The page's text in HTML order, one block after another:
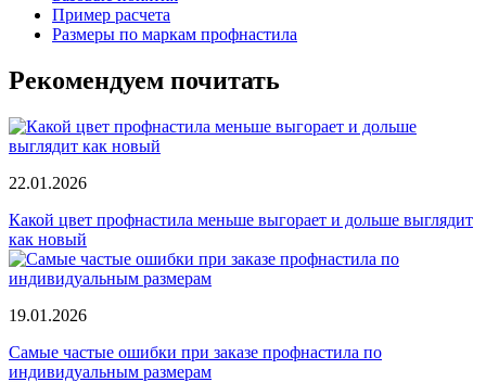
Пример расчета
Размеры по маркам профнастила
Рекомендуем почитать
22.01.2026
Какой цвет профнастила меньше выгорает и дольше выглядит
как новый
19.01.2026
Самые частые ошибки при заказе профнастила по
индивидуальным размерам